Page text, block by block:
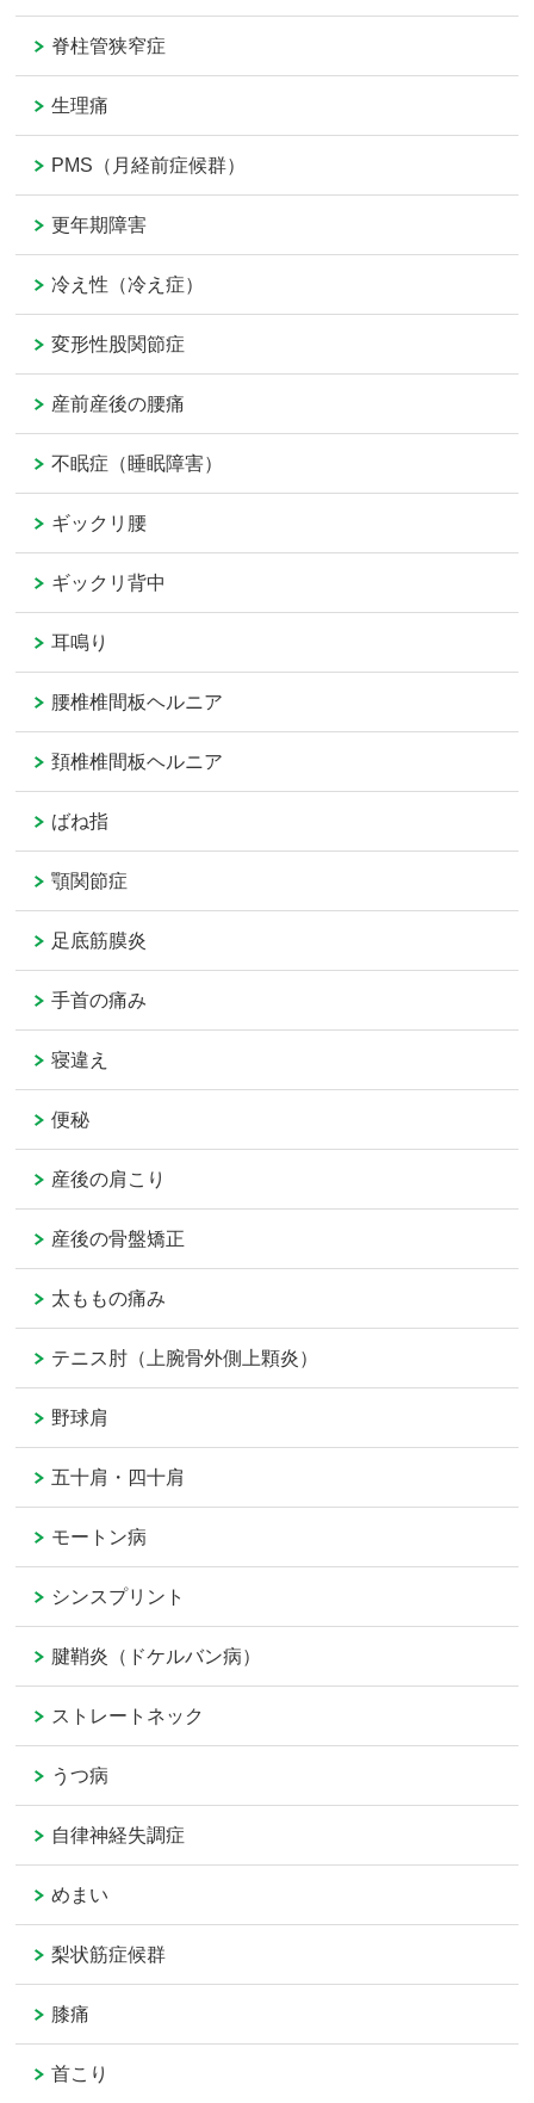
脊柱管狭窄症
生理痛
PMS（月経前症候群）
更年期障害
冷え性（冷え症）
変形性股関節症
産前産後の腰痛
不眠症（睡眠障害）
ギックリ腰
ギックリ背中
耳鳴り
腰椎椎間板ヘルニア
頚椎椎間板ヘルニア
ばね指
顎関節症
足底筋膜炎
手首の痛み
寝違え
便秘
産後の肩こり
産後の骨盤矯正
太ももの痛み
テニス肘（上腕骨外側上顆炎）
野球肩
五十肩・四十肩
モートン病
シンスプリント
腱鞘炎（ドケルバン病）
ストレートネック
うつ病
自律神経失調症
めまい
梨状筋症候群
膝痛
首こり